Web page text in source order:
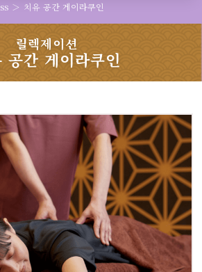
치유 공간 게이라쿠인
릴렉제이션
공간 게이라쿠인